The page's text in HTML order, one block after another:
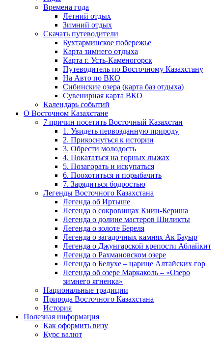
Времена года
Летний отдых
Зимний отдых
Скачать путеводители
Бухтарминское побережье
Карта зимнего отдыха
Карта г. Усть-Каменогорск
Путеводитель по Восточному Казахстану
На Авто по ВКО
Сибинские озера (карта баз отдыха)
Сувенирная карта ВКО
Календарь событий
О Восточном Казахстане
7 причин посетить Восточный Казахстан
1. Увидеть первозданную природу
2. Прикоснуться к истории
3. Обрести молодость
4. Покататься на горных лыжах
5. Позагорать и искупаться
6. Поохотиться и порыбачить
7. Зарядиться бодростью
Легенды Восточного Казахстана
Легенда об Иртыше
Легенда о сокровищах Киин-Кериша
Легенда о долине мастеров Шиликты
Легенда о золоте Береля
Легенда о загадочных камнях Ак Бауыр
Легенда о Джунгарской крепости Аблайкит
Легенда о Рахмановском озере
Легенда о Белухе – царице Алтайских гор
Легенда об озере Маркаколь – «Озеро
зимнего ягненка»
Национальные традиции
Природа Восточного Казахстана
История
Полезная информация
Как оформить визу
Курс валют